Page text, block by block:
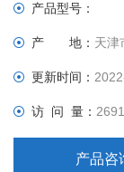
产品型号：
产 地： 天津
更新时间：
访 问 量：2691
产品咨